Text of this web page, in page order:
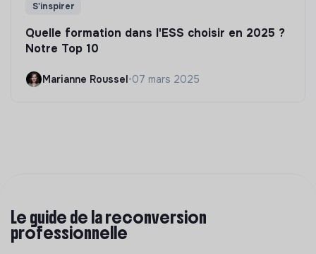
S'inspirer
Quelle formation dans l'ESS choisir en 2025 ?
Notre Top 10
Marianne Roussel•07 mars 2025
Le guide de la reconversion
professionnelle